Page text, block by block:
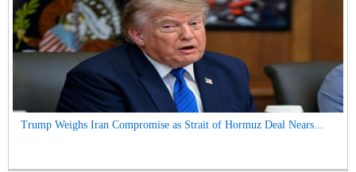
Trump Weighs Iran Compromise as Strait of Hormuz Deal Nears...